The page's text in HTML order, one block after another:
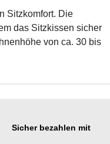
Sitzkomfort. Die
das Sitzkissen sicher
von ca. 30 bis
Sicher bezahlen mit